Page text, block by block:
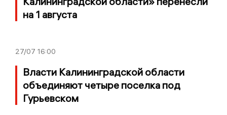
на 1 августа
27/07 16:00
Власти Калининградской области
объединяют четыре поселка под
Гурьевском